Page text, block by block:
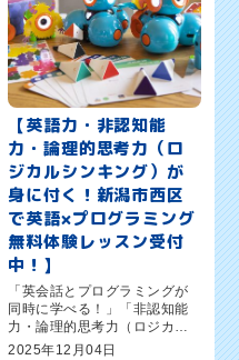
【英語力・非認知能
力・論理的思考力（ロ
ジカルシンキング）が
身に付く！新潟市西区
で英語×プログラミング
無料体験レッスン受付
中！】
「英会話とプログラミングが
同時に学べる！」「非認知能
力・論理的思考力（ロジカル
シンキング）が身に付く！」
2025年12月04日